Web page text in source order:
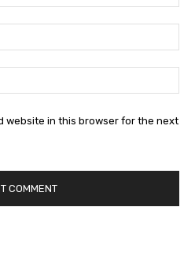
website in this browser for the next